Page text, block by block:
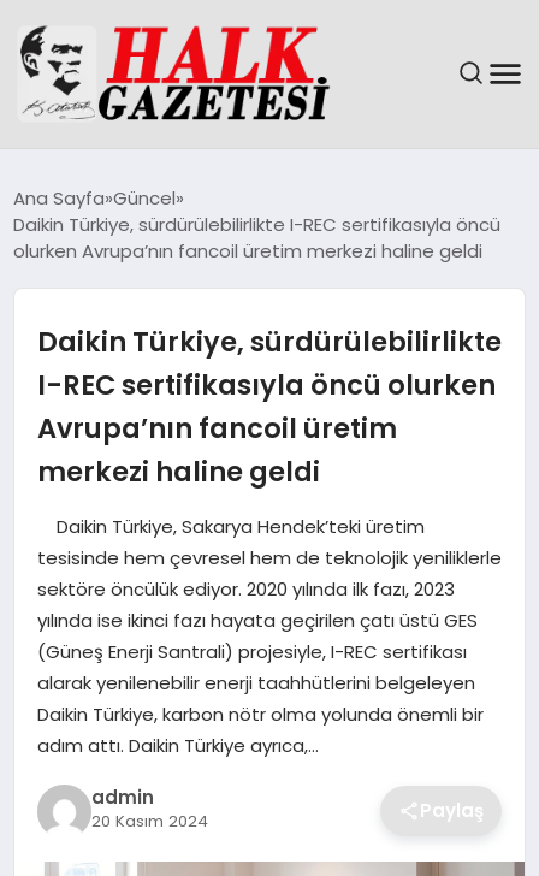
DÜNYA
MAGAZIN
SIYASET
SPOR
TEKNOLOJI
YAŞAM
Ana Sayfa Güncel
Daikin Türkiye, sürdürülebilirlikte I-REC sertifikasıyla öncü
olurken Avrupa’nın fancoil üretim merkezi haline geldi
Daikin Türkiye, sürdürülebilirlikte
I-REC sertifikasıyla öncü olurken
Avrupa’nın fancoil üretim
merkezi haline geldi
Daikin Türkiye, Sakarya Hendek’teki üretim
tesisinde hem çevresel hem de teknolojik yeniliklerle
sektöre öncülük ediyor. 2020 yılında ilk fazı, 2023
yılında ise ikinci fazı hayata geçirilen çatı üstü GES
(Güneş Enerji Santrali) projesiyle, I-REC sertifikası
alarak yenilenebilir enerji taahhütlerini belgeleyen
Daikin Türkiye, karbon nötr olma yolunda önemli bir
adım attı. Daikin Türkiye ayrıca,…
admin
20 Kasım 2024 Paylaş